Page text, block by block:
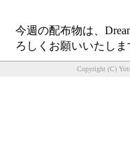
今週の配布物は、
ろしくお願いいたしま
Copyright (C)